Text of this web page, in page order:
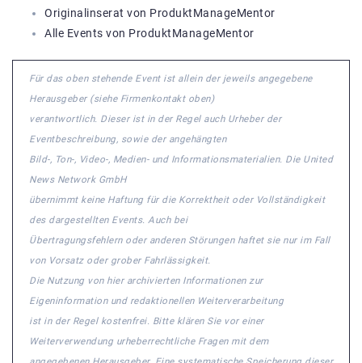
Originalinserat von ProduktManageMentor
Alle Events von ProduktManageMentor
Für das oben stehende Event ist allein der jeweils angegebene
Herausgeber (siehe Firmenkontakt oben)
verantwortlich. Dieser ist in der Regel auch Urheber der
Eventbeschreibung, sowie der angehängten
Bild-, Ton-, Video-, Medien- und Informationsmaterialien. Die United
News Network GmbH
übernimmt keine Haftung für die Korrektheit oder Vollständigkeit
des dargestellten Events. Auch bei
Übertragungsfehlern oder anderen Störungen haftet sie nur im Fall
von Vorsatz oder grober Fahrlässigkeit.
Die Nutzung von hier archivierten Informationen zur
Eigeninformation und redaktionellen Weiterverarbeitung
ist in der Regel kostenfrei. Bitte klären Sie vor einer
Weiterverwendung urheberrechtliche Fragen mit dem